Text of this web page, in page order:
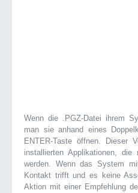
Wenn die .PGZ-Datei ihrem
man sie anhand eines
ENTER-Taste öffnen. Dieser
installierten Applikationen,
werden. Wenn das System
Kontakt trifft und es keine
Aktion mit einer Empfehlung